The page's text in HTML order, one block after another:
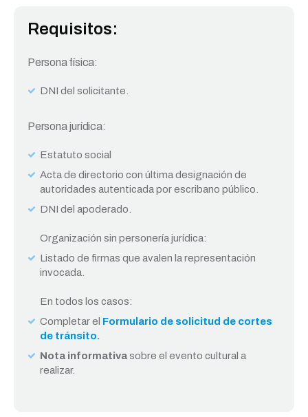
Requisitos:
Persona física:
DNI del solicitante.
Persona jurídica:
Estatuto social
Acta de directorio con última designación de
autoridades autenticada por escribano público.
DNI del apoderado.
Organización sin personería jurídica:
Listado de firmas que avalen la representación
invocada.
En todos los casos:
Completar el Formulario de solicitud de cortes
de tránsito.
Nota informativa sobre el evento cultural a
realizar.